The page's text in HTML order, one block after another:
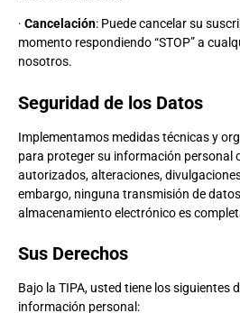
· Cancelación: Puede cancelar su
momento respondiendo “STOP” a
nosotros.
Seguridad de los Datos
Implementamos medidas técnicas y
para proteger su información personal
autorizados, alteraciones,
embargo, ninguna transmisión de
almacenamiento electrónico es
Sus Derechos
Bajo la TIPA, usted tiene los siguientes
información personal: